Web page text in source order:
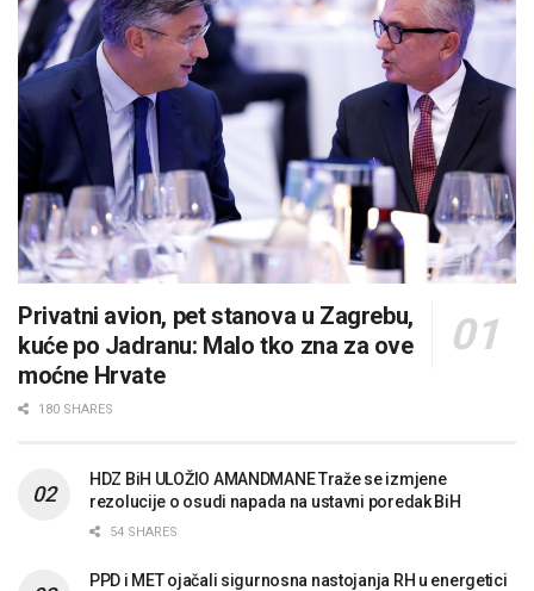
Privatni avion, pet stanova u Zagrebu,
kuće po Jadranu: Malo tko zna za ove
moćne Hrvate
180 SHARES
HDZ BiH ULOŽIO AMANDMANE Traže se izmjene
rezolucije o osudi napada na ustavni poredak BiH
54 SHARES
PPD i MET ojačali sigurnosna nastojanja RH u energetici